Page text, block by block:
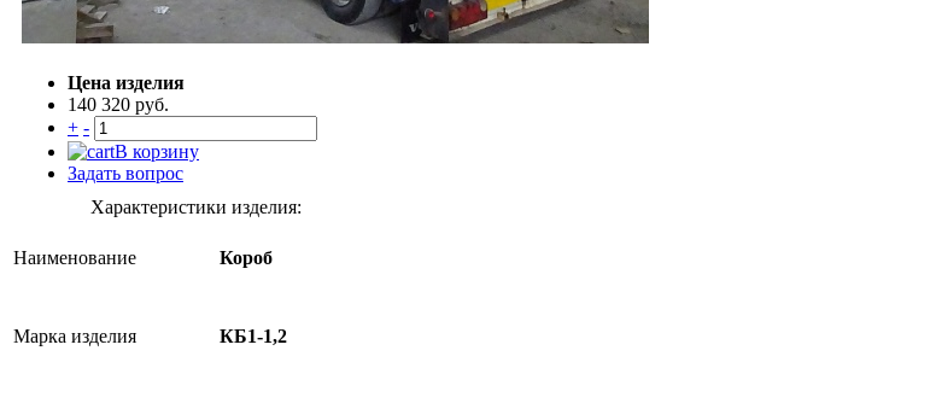
Цена изделия
140 320 руб.
+ -
В корзину
Задать вопрос
Характеристики изделия:
Наименование Короб
Марка изделия КБ1-1,2